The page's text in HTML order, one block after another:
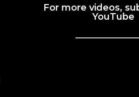
For more videos,
YouTube